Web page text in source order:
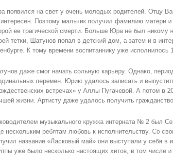
появился на свет у очень молодых родителей. Отцу
Поэтому мальчик получил фамилию матери
ее трагической смерти. Больше Юра не был никому
тетки, Шатунов попал в детский дом, а затем и в
К тому времени воспитаннику уже исполнилось
даже смог начать сольную карьеру. Однако,
перемен. Юрию удалось записать и
встречах» у Аллы Пугачевой. А потом в
жизни. Артисту даже удалось получить
музыкального кружка интерната № 2 был
нескольким ребятам любовь к исполнительству. Со
название «Ласковый май» они выступали у себя в
уже было несколько настоящих хитов, в том числе